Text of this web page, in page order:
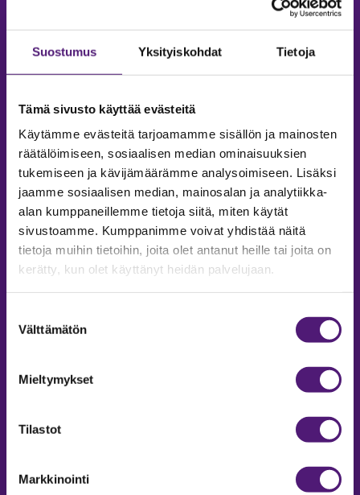
Suostumus Yksityiskohdat Tietoja
Tämä sivusto käyttää evästeitä
Käytämme evästeitä tarjoamamme sisällön ja mainosten
räätälöimiseen, sosiaalisen median ominaisuuksien
tukemiseen ja kävijämäärämme analysoimiseen. Lisäksi
jaamme sosiaalisen median, mainosalan ja analytiikka-
alan kumppaneillemme tietoja siitä, miten käytät
sivustoamme. Kumppanimme voivat yhdistää näitä
tietoja muihin tietoihin, joita olet antanut heille tai joita on
kerätty, kun olet käyttänyt heidän palvelujaan.
valinta
Välttämätön
Mieltymykset
Tilastot
Markkinointi
MAJOITUS
Tiedustelut & Varaukset